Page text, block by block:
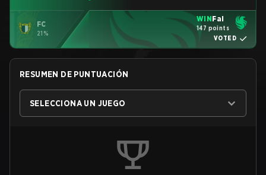
FC
21%
WINFal
147 points
VOTED
RESUMEN DE PUNTUACIÓN
SELECCIONA UN JUEGO